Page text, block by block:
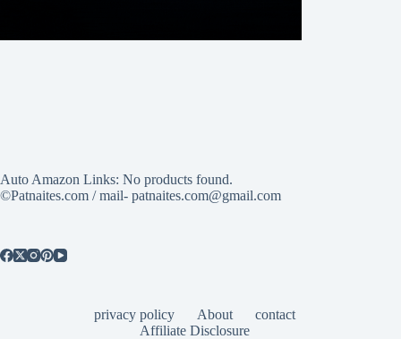
Auto Amazon Links: No products found.
©Patnaites.com / mail- patnaites.com@gmail.com
privacy policy About
contact
Affiliate Disclosure